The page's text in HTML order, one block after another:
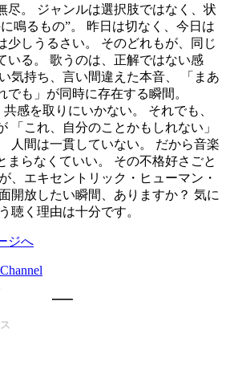
尽。 ジャンルは選択肢ではなく、状
鳴るもの”。 昨日は切なく、今日は
少しうるさい。 そのどれもが、同じ
いる。 歌うのは、正解ではない感
気持ち、言い間違えた本音、 「まあ
でも」が同時に存在する瞬間。
感を取りにいかない。 それでも、
「これ、自分のことかもしれない」
人間は一貫していない。 だから音楽
まらなくていい。 その不格好さごと
エキセントリック・ヒューマン・
開放したい瞬間、ありますか？ 気に
聴く理由は十分です。
ジへ